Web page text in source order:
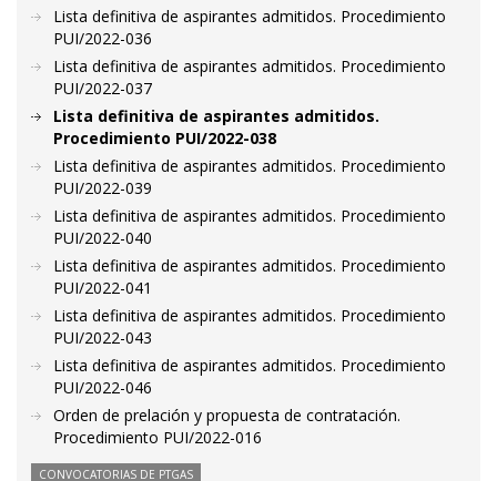
Lista definitiva de aspirantes admitidos. Procedimiento
PUI/2022-036
Lista definitiva de aspirantes admitidos. Procedimiento
PUI/2022-037
Lista definitiva de aspirantes admitidos.
Procedimiento PUI/2022-038
Lista definitiva de aspirantes admitidos. Procedimiento
PUI/2022-039
Lista definitiva de aspirantes admitidos. Procedimiento
PUI/2022-040
Lista definitiva de aspirantes admitidos. Procedimiento
PUI/2022-041
Lista definitiva de aspirantes admitidos. Procedimiento
PUI/2022-043
Lista definitiva de aspirantes admitidos. Procedimiento
PUI/2022-046
Orden de prelación y propuesta de contratación.
Procedimiento PUI/2022-016
CONVOCATORIAS DE PTGAS